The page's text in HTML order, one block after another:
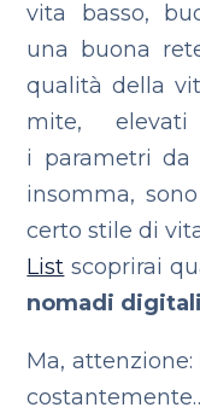
vita basso,
una buona
qualità della
mite,
i parametri da
insomma,
certo stile di
List scoprirai
nomadi
Ma,